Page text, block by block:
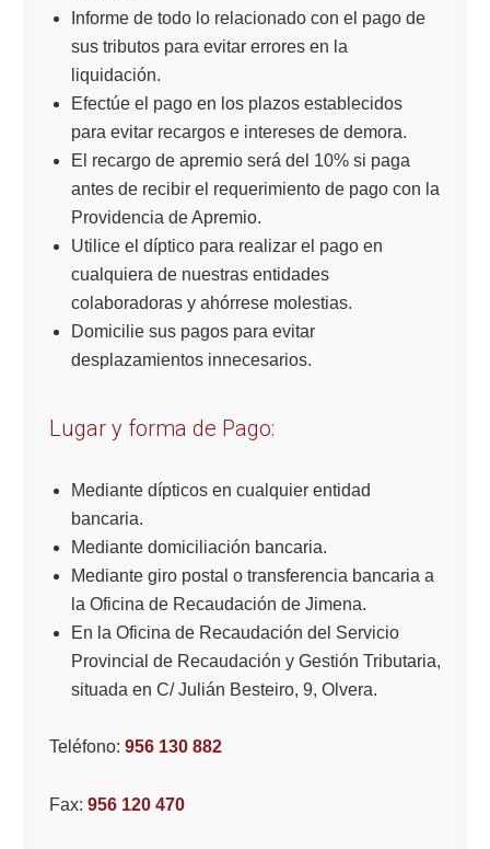
Informe de todo lo relacionado con el pago de
sus tributos para evitar errores en la
liquidación.
Efectúe el pago en los plazos establecidos
para evitar recargos e intereses de demora.
El recargo de apremio será del 10% si paga
antes de recibir el requerimiento de pago con la
Providencia de Apremio.
Utilice el díptico para realizar el pago en
cualquiera de nuestras entidades
colaboradoras y ahórrese molestias.
Domicilie sus pagos para evitar
desplazamientos innecesarios.
Lugar y forma de Pago:
Mediante dípticos en cualquier entidad
bancaria.
Mediante domiciliación bancaria.
Mediante giro postal o transferencia bancaria a
la Oficina de Recaudación de Jimena.
En la Oficina de Recaudación del Servicio
Provincial de Recaudación y Gestión Tributaria,
situada en C/ Julián Besteiro, 9, Olvera.
Teléfono: 956 130 882
Fax: 956 120 470